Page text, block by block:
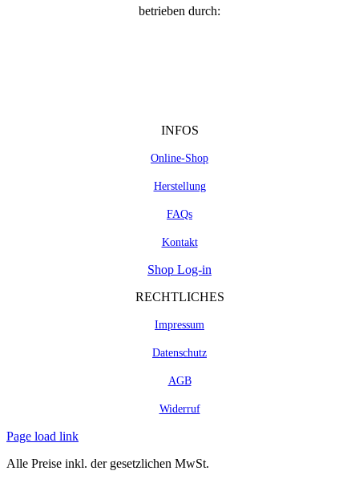
betrieben durch:
INFOS
Online-Shop
Herstellung
FAQs
Kontakt
Shop Log-in
RECHTLICHES
Impressum
Datenschutz
AGB
Widerruf
Page load link
Alle Preise inkl. der gesetzlichen MwSt.